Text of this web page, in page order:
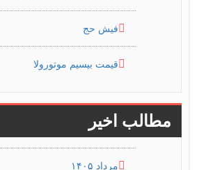
فیش حج
قیمت بیسیم موتورولا
مطالب اخیر
مرداد ۱۴۰۵